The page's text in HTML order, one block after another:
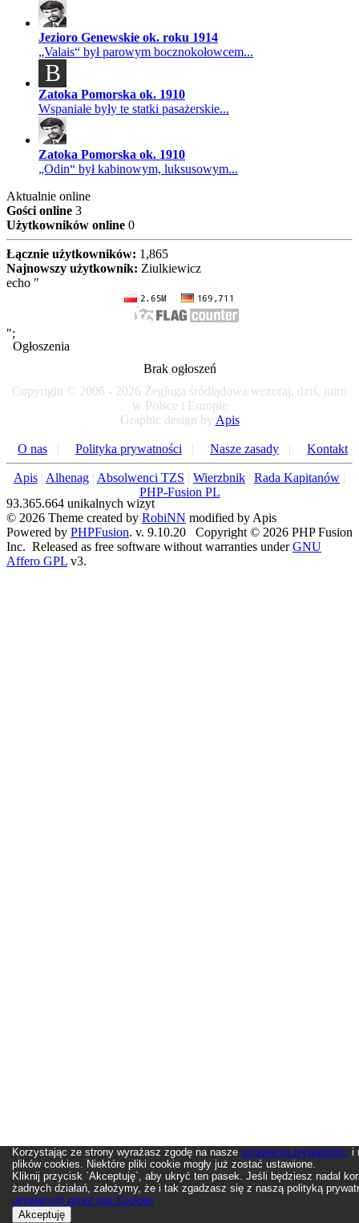
Jezioro Genewskie ok. roku 1914
„Valais“ był parowym bocznokołowcem...
B
Zatoka Pomorska ok. 1910
Wspaniałe były te statki pasażerskie...
Zatoka Pomorska ok. 1910
„Odin“ był kabinowym, luksusowym...
Aktualnie online
Gości online 3
Użytkowników online 0
Łącznie użytkowników: 1,865
Najnowszy użytkownik: Ziulkiewicz
echo "
";
Ogłoszenia
Brak ogłoszeń
Korzystając ze strony wyrażasz zgodę na nasze ustawienia prywatności i
plików cookies. Niektóre pliki cookie mogły już zostać ustawione.
Kliknij przycisk `Akceptuję`, aby ukryć ten pasek. Jeśli będziesz nadal
żadnych działań, założymy, że i tak zgadzasz się z naszą polityką
używanych przez nas Cookies
Akceptuję
Copyright © 2006 - 2026 Żegluga śródlądowa wczoraj, dziś, jutro
w Polsce i Europie
Graphic design by Apis
O nas | Polityka prywatności | Nasze zasady | Kontakt
Apis | Alhenag | Absolwenci TZS | Wierzbnik | Rada Kapitanów |
PHP-Fusion PL
93.365.664 unikalnych wizyt
© 2026 Theme created by RobiNN modified by Apis
Powered by PHPFusion. v. 9.10.20 Copyright © 2026 PHP Fusion
Inc. Released as free software without warranties underGNU
Affero GPL v3.